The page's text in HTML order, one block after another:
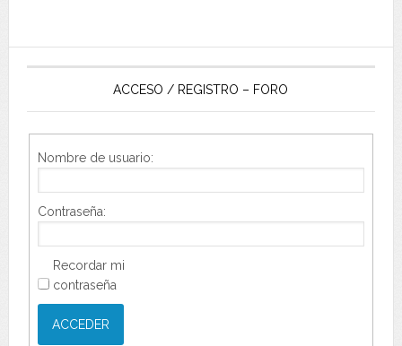
ACCESO / REGISTRO – FORO
Nombre de usuario:
Contraseña:
Recordar mi
contraseña
ACCEDER